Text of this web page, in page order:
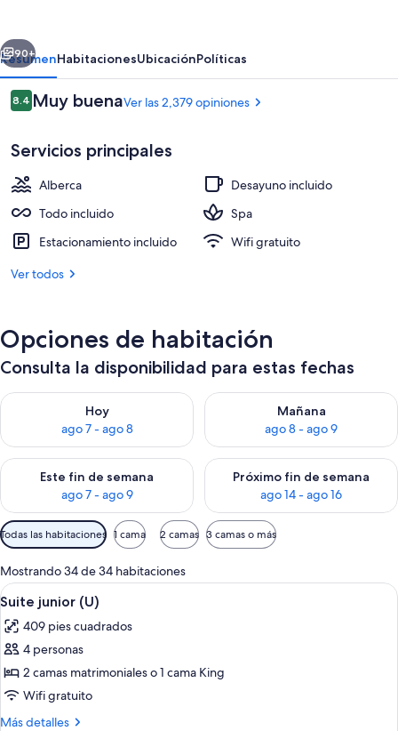
Cana
-
All
3 albercas al aire libre
Siguiente
90+
ResumenHabitacionesUbicaciónPolíticas
Opiniones
8.48.4 de 10,
Muy buenaVer las 2,379 opiniones
Servicios principales
Alberca
Desayuno incluido
Todo incluido
Spa
Estacionamiento incluido
Wifi gratuito
Ver todos
Opciones de habitación
Consulta la disponibilidad para estas fechas
Hoy
ago 7 - ago 8
Consulta la disponibilidad para hoy ago 7 - ago 8
Mañana
ago 8 - ago 9
Consulta la disponibilidad
Este fin de semana
ago 7 - ago 9
Consulta la disponibilidad para este fin de semana ago 7 -
Próximo fin de semana
ago 14 - ago 16
Consulta la disponibilidad
Filtros
disponibles
para
las
habitaciones
Todas las habitaciones 1 cama 2 camas 3 camas o más
Mostrando 34 de 34 habitaciones
Abrir
todas
las
fotos
de
Suite
junior
Habitación de hotel con una cama
4
Suite junior (U)
409 pies cuadrados
4 personas
2 camas matrimoniales o 1 cama King
Wifi gratuito
Más detalles
Más